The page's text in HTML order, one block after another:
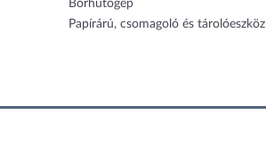
Borhűtőgép
Papírárú, csomagoló és tárolóeszköz